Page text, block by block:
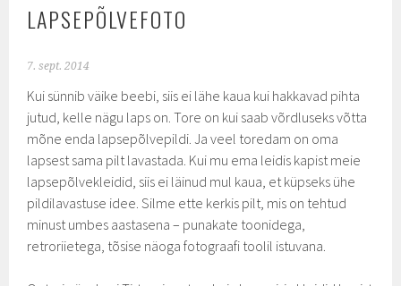
LAPSEPÕLVEFOTO
7. sept. 2014
Kui sünnib väike beebi, siis ei lähe kaua kui hakkavad pihta
jutud, kelle nägu laps on. Tore on kui saab võrdluseks võtta
mõne enda lapsepõlvepildi. Ja veel toredam on oma
lapsest sama pilt lavastada. Kui mu ema leidis kapist meie
lapsepõlvekleidid, siis ei läinud mul kaua, et küpseks ühe
pildilavastuse idee. Silme ette kerkis pilt, mis on tehtud
minust umbes aastasena – punakate toonidega,
retroriietega, tõsise näoga fotograafi toolil istuvana.